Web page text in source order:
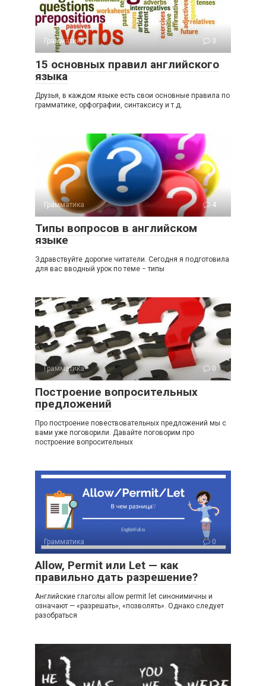
Грамматика 3
15 основных правил английского
языка
Друзья, в каждом языке есть свои основные правила по
грамматике, орфографии, синтаксису и т.д.
Грамматика 4
Типы вопросов в английском
языке
Здравствуйте дорогие читатели. Сегодня я подготовила
для вас вводный урок по теме − типы
Грамматика 0
Построение вопросительных
предложений
Про построение повествовательных предложений мы с
вами уже поговорили. Давайте поговорим про
построение вопросительных
Грамматика 0
Allow, Permit или Let — как
правильно дать разрешение?
Английские глаголы allow per­mit let синонимичны и
означают — «разрешать», «позволять». Однако следует
разобраться